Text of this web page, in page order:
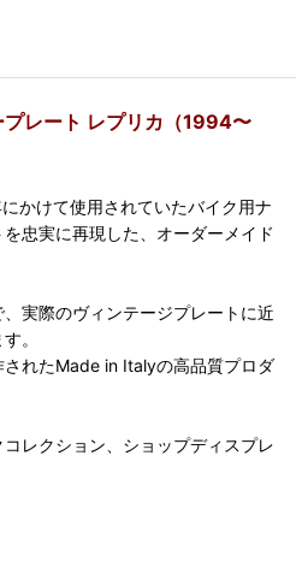
レート レプリカ（1994〜
かけて使用されていたバイク用ナ
忠実に再現した、オーダーメイド
実際のヴィンテージプレートに近
。
れたMade in Italyの高品質プロダ
レクション、ショップディスプレ